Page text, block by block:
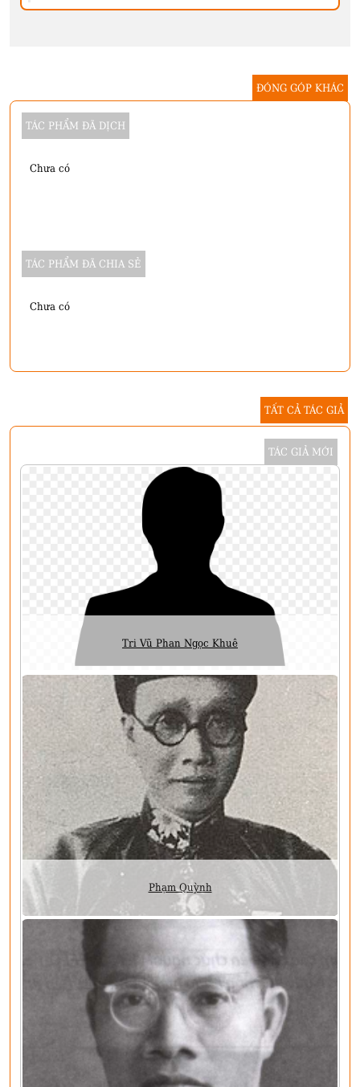
ĐÓNG GÓP KHÁC
TÁC PHẨM ĐÃ DỊCH
Chưa có
TÁC PHẨM ĐÃ CHIA SẺ
Chưa có
TẤT CẢ TÁC GIẢ
TÁC GIẢ MỚI
Tri Vũ Phan Ngọc Khuê
Phạm Quỳnh